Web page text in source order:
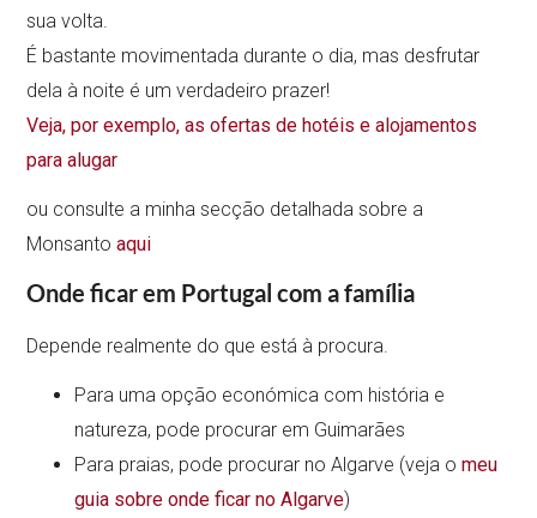
sua volta.
É bastante movimentada durante o dia, mas desfrutar
dela à noite é um verdadeiro prazer!
Veja, por exemplo, as ofertas de hotéis e alojamentos
para alugar
ou consulte a minha secção detalhada sobre a
Monsantoaqui
Onde ficar em Portugal com a família
Depende realmente do que está à procura.
Para uma opção económica com história e
natureza, pode procurar em Guimarães
Para praias, pode procurar no Algarve (veja omeu
guia sobre onde ficar no Algarve)